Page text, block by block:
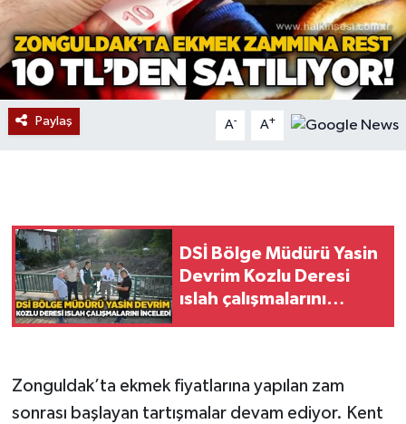
Paylaş A- A+
DSİ Bölge Müdürü Yasin
Devrim Kozlu Deresi
ıslah çalışmalarını
Zonguldak’ta ekmek fiyatlarına yapılan zam
sonrası başlayan tartışmalar devam ediyor. Kent
DUNYA
Düzce
Eğitim
Gökçebey
GÜNDEM
Kilimli